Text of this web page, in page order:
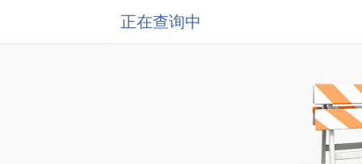
正在查询中